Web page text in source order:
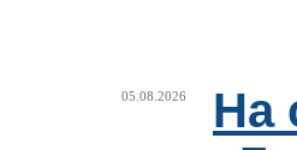
05.08.2026
На